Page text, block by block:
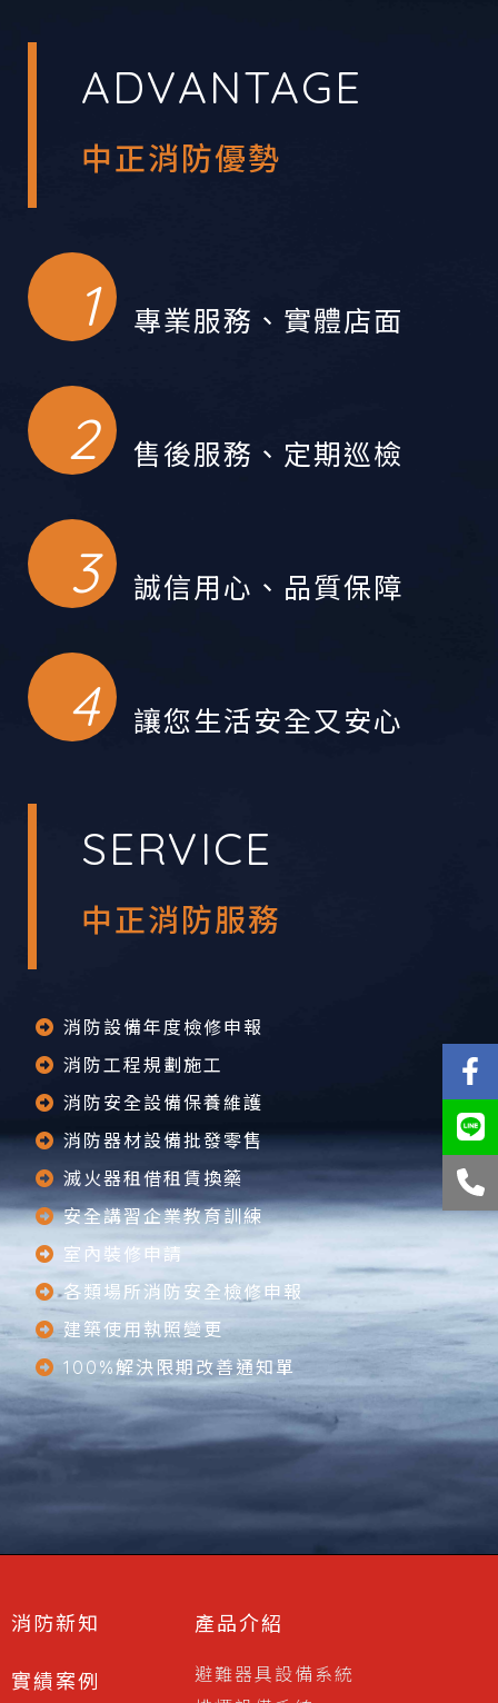
ADVANTAGE
中正消防優勢
專業服務、實體店面
售後服務、定期巡檢
誠信用心、品質保障
讓您生活安全又安心
SERVICE
中正消防服務
消防設備年度檢修申報
消防工程規劃施工
消防安全設備保養維護
消防器材設備批發零售
滅火器租借租賃換藥
安全講習企業教育訓練
室內裝修申請
各類場所消防安全檢修申報
建築使用執照變更
100%解決限期改善通知單
消防新知
實績案例
產品介紹
避難器具設備系統